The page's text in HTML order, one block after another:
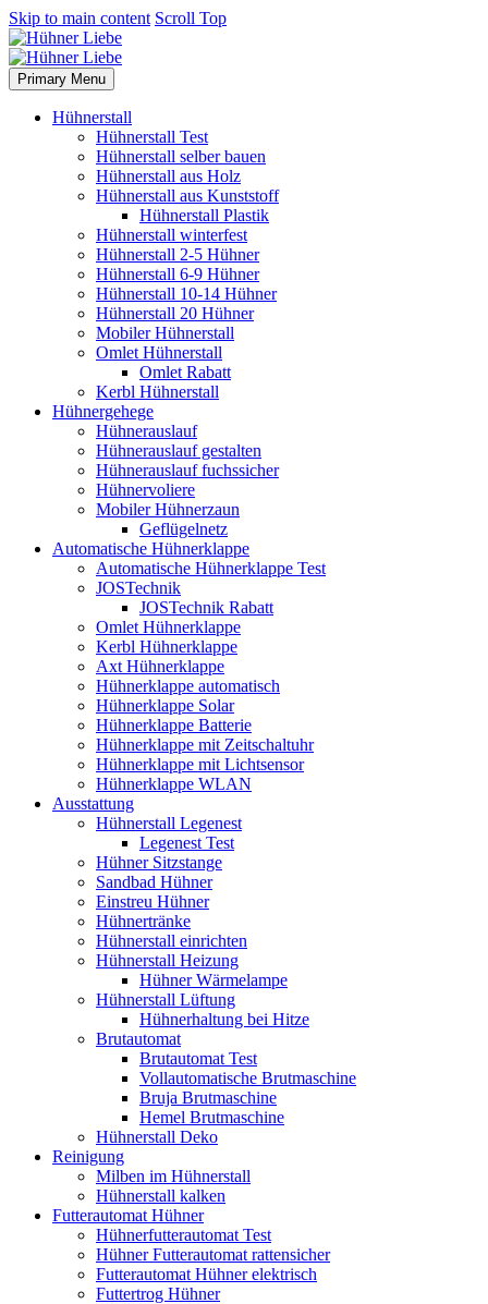
Skip to main content Scroll Top
Primary Menu
Hühnerstall
Hühnerstall Test
Hühnerstall selber bauen
Hühnerstall aus Holz
Hühnerstall aus Kunststoff
Hühnerstall Plastik
Hühnerstall winterfest
Hühnerstall 2-5 Hühner
Hühnerstall 6-9 Hühner
Hühnerstall 10-14 Hühner
Hühnerstall 20 Hühner
Mobiler Hühnerstall
Omlet Hühnerstall
Omlet Rabatt
Kerbl Hühnerstall
Hühnergehege
Hühnerauslauf
Hühnerauslauf gestalten
Hühnerauslauf fuchssicher
Hühnervoliere
Mobiler Hühnerzaun
Geflügelnetz
Automatische Hühnerklappe
Automatische Hühnerklappe Test
JOSTechnik
JOSTechnik Rabatt
Omlet Hühnerklappe
Kerbl Hühnerklappe
Axt Hühnerklappe
Hühnerklappe automatisch
Hühnerklappe Solar
Hühnerklappe Batterie
Hühnerklappe mit Zeitschaltuhr
Hühnerklappe mit Lichtsensor
Hühnerklappe WLAN
Ausstattung
Hühnerstall Legenest
Legenest Test
Hühner Sitzstange
Sandbad Hühner
Einstreu Hühner
Hühnertränke
Hühnerstall einrichten
Hühnerstall Heizung
Hühner Wärmelampe
Hühnerstall Lüftung
Hühnerhaltung bei Hitze
Brutautomat
Brutautomat Test
Vollautomatische Brutmaschine
Bruja Brutmaschine
Hemel Brutmaschine
Hühnerstall Deko
Reinigung
Milben im Hühnerstall
Hühnerstall kalken
Futterautomat Hühner
Hühnerfutterautomat Test
Hühner Futterautomat rattensicher
Futterautomat Hühner elektrisch
Futtertrog Hühner